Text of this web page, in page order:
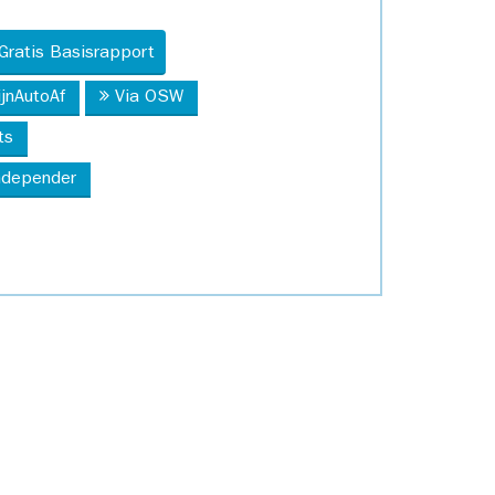
Basisrapport
Via OSW